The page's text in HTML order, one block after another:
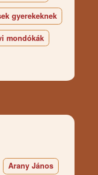
gyerekeknek
mondókák
Arany János